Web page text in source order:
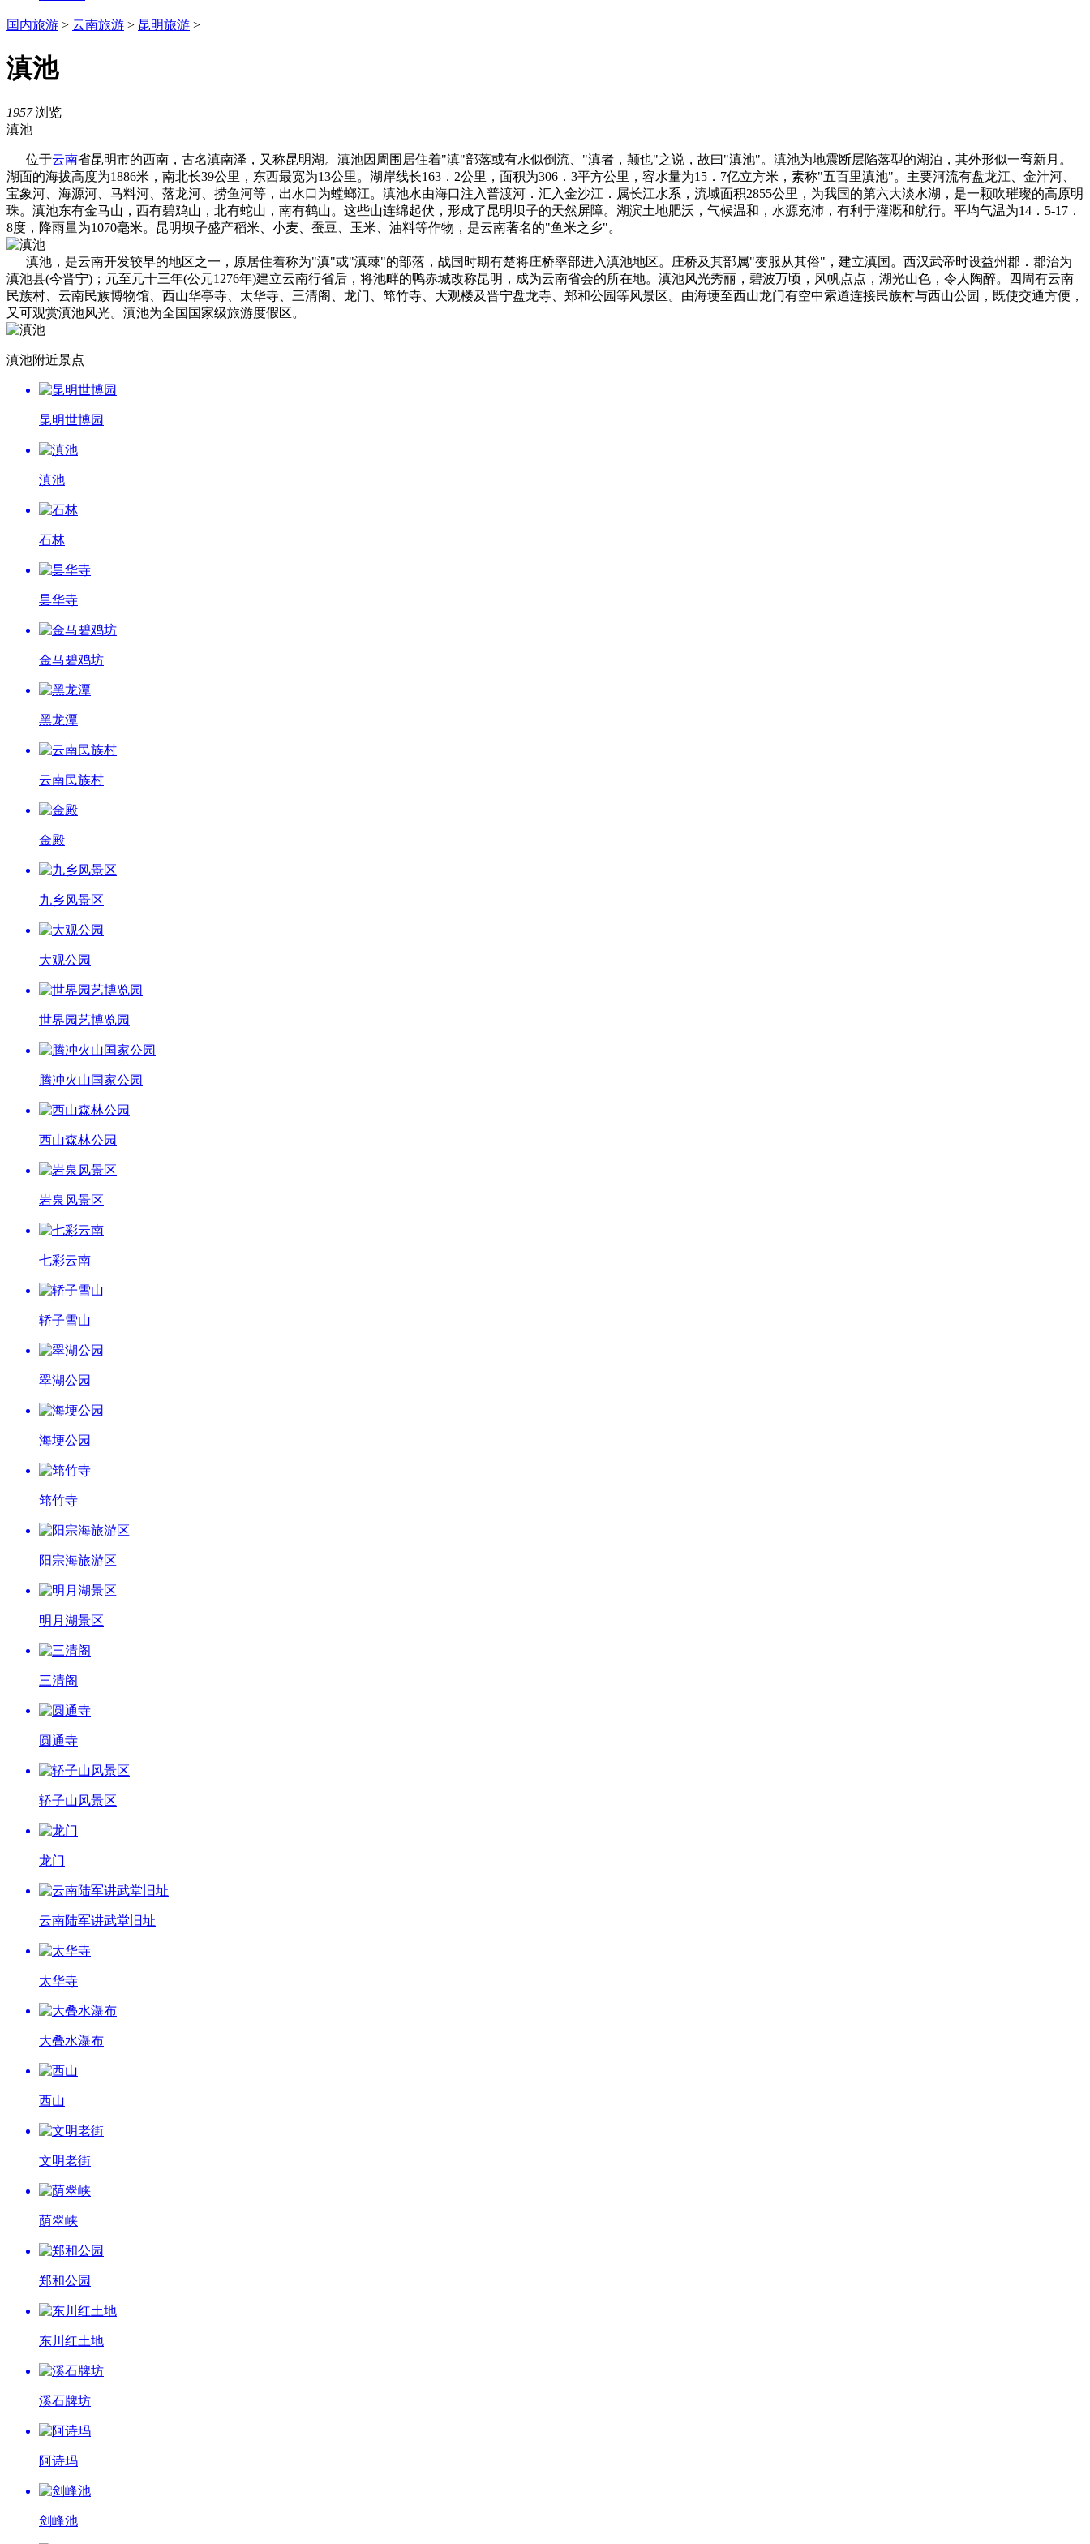
国内旅游 > 云南旅游 > 昆明旅游 >
滇池
1957浏览
滇池
位于云南省昆明市的西南，古名滇南泽，又称昆明湖。滇池因周围居住着"滇"部落或有水似倒流、"滇者，颠也"之说，故曰"滇池"。滇池为地震断层陷落型的湖泊，其外形似一弯新月。
湖面的海拔高度为1886米，南北长39公里，东西最宽为13公里。湖岸线长163．2公里，面积为306．3平方公里，容水量为15．7亿立方米，素称"五百里滇池"。主要河流有盘龙江、金汁河、
宝象河、海源河、马料河、落龙河、捞鱼河等，出水口为螳螂江。滇池水由海口注入普渡河．汇入金沙江．属长江水系，流域面积2855公里，为我国的第六大淡水湖，是一颗吹璀璨的高原明
珠。滇池东有金马山，西有碧鸡山，北有蛇山，南有鹤山。这些山连绵起伏，形成了昆明坝子的天然屏障。湖滨土地肥沃，气候温和，水源充沛，有利于灌溉和航行。平均气温为14．5-17．
8度，降雨量为1070毫米。昆明坝子盛产稻米、小麦、蚕豆、玉米、油料等作物，是云南著名的"鱼米之乡"。
滇池，是云南开发较早的地区之一，原居住着称为"滇"或"滇棘"的部落，战国时期有楚将庄桥率部进入滇池地区。庄桥及其部属"变服从其俗"，建立滇国。西汉武帝时设益州郡．郡治为
滇池县(今晋宁)；元至元十三年(公元1276年)建立云南行省后，将池畔的鸭赤城改称昆明，成为云南省会的所在地。滇池风光秀丽，碧波万顷，风帆点点，湖光山色，令人陶醉。四周有云南
民族村、云南民族博物馆、西山华亭寺、太华寺、三清阁、龙门、筇竹寺、大观楼及晋宁盘龙寺、郑和公园等风景区。由海埂至西山龙门有空中索道连接民族村与西山公园，既使交通方便，
又可观赏滇池风光。滇池为全国国家级旅游度假区。
滇池附近景点
昆明世博园
滇池
石林
昙华寺
金马碧鸡坊
黑龙潭
云南民族村
金殿
九乡风景区
大观公园
世界园艺博览园
腾冲火山国家公园
西山森林公园
岩泉风景区
七彩云南
轿子雪山
翠湖公园
海埂公园
筇竹寺
阳宗海旅游区
明月湖景区
三清阁
圆通寺
轿子山风景区
龙门
云南陆军讲武堂旧址
太华寺
大叠水瀑布
西山
文明老街
荫翠峡
郑和公园
东川红土地
溪石牌坊
阿诗玛
剑峰池